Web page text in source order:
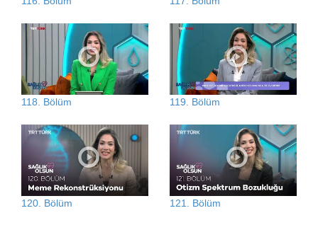
118. Bölüm 119. Bölüm
120. Bölüm 121. Bölüm